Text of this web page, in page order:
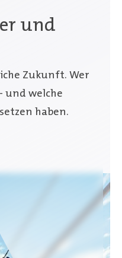
und
Zukunft. Wer
und welche
haben.